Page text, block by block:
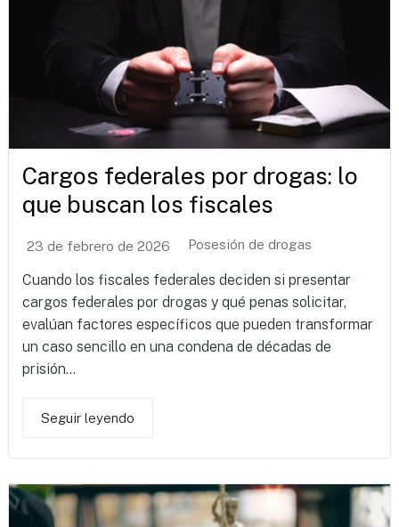
Cargos federales por drogas: lo
que buscan los fiscales
23 de febrero de 2026 Posesión de drogas
Cuando los fiscales federales deciden si presentar
cargos federales por drogas y qué penas solicitar,
evalúan factores específicos que pueden transformar
un caso sencillo en una condena de décadas de
prisión...
Seguir leyendo